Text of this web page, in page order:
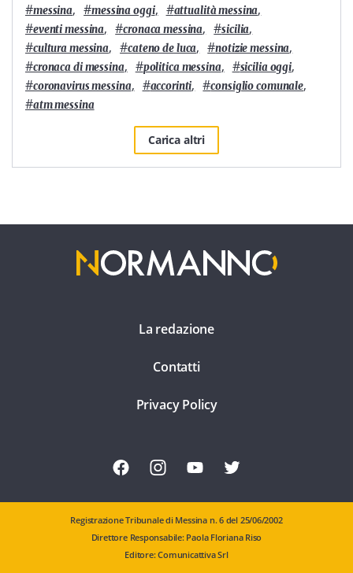
#messina, #messina oggi, #attualità messina,
#eventi messina, #cronaca messina, #sicilia,
#cultura messina, #cateno de luca, #notizie messina,
#cronaca di messina, #politica messina, #sicilia oggi,
#coronavirus messina, #accorinti, #consiglio comunale,
#atm messina
Carica altri
La redazione
Contatti
Privacy Policy
Registrazione Tribunale di Messina n. 6 del 25/06/2002
Direttore Responsabile: Paola Floriana Riso
Editore: Comunicattiva Srl